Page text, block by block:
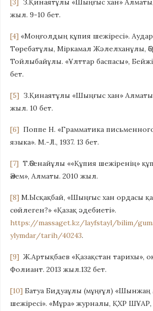
[3]
З.Қинаятұлы «Шыңғыс хан»
жыл. 9-10 бет.
[4] «Моңғолдың құпия шежіресі».
Төребатұлы, Міркамал Жәлелханұлы,
Тойлыбайұлы. «Ұлттар баспасы»,
бет.
[5] З.Қинаятұлы «Шыңғыс хан»
жыл. 10 бет.
[6] Поппе Н. «Грамматика
языка». М.-Л., 1937. 13 бет.
[7] Т.Әбенайұлы ««Құпия шежіренің»
Әлем», Алматы. 2010 жыл.
[8] М.Ысқақбай, «Шыңғыс хан ордасы
сөйлеген?» «Қазақ әдебиеті».
https://massaget.kz/layfstayl/bilim/
ylymdar/tarih/40243.
[9] Ж.Артықбаев «Қазақстан тарихы»,
Фолиант. 2013 жыл.132 бет.
[10] Батуа Бидуаұлы (мұңғұл)
шежіресі». «Мұра» журналы, ҚХР ШҰАР,